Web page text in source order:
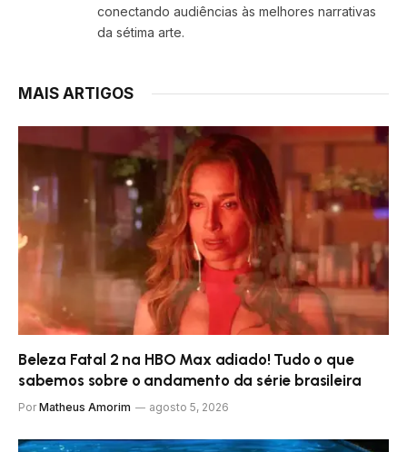
conectando audiências às melhores narrativas
da sétima arte.
MAIS ARTIGOS
Beleza Fatal 2 na HBO Max adiado! Tudo o que
sabemos sobre o andamento da série brasileira
Por Matheus Amorim agosto 5, 2026